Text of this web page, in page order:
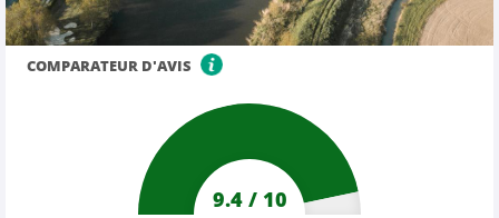
COMPARATEUR D'AVIS
9.4/ 10